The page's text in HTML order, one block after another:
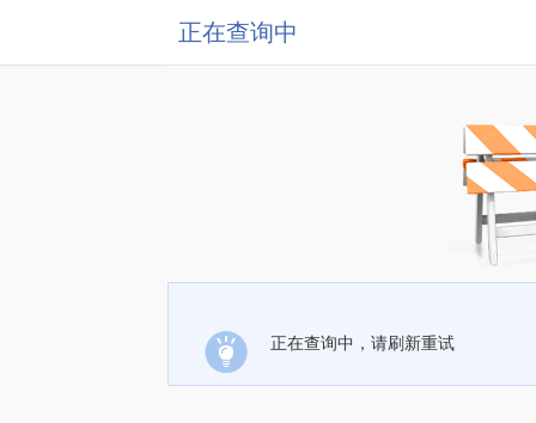
正在查询中
正在查询中，请刷新重试